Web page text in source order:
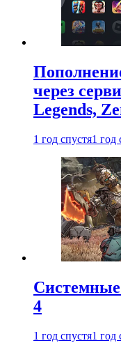
через
Legends,
1 год спустя1 год
4
1 год спустя1 год